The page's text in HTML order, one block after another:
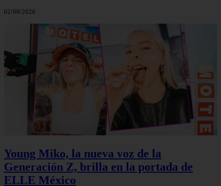
02/08/2026
Young Miko, la nueva voz de la
Generación Z, brilla en la portada de
ELLE México